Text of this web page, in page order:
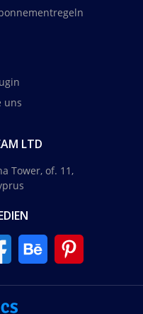
uns
LTD
Tower, of. 11,